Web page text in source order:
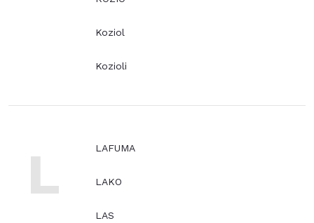
Koziol
Kozioli
L LAFUMA
LAKO
LAS